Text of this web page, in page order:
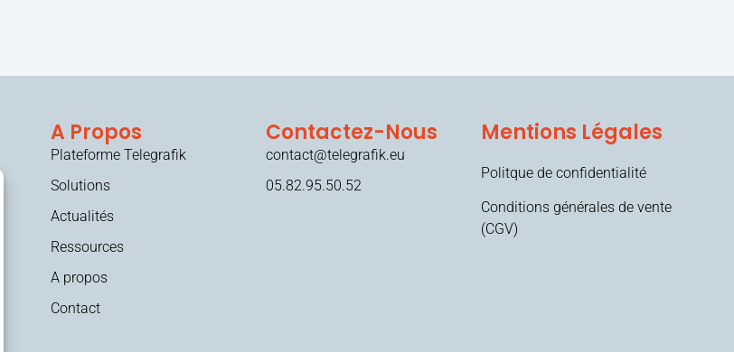
A Propos
Plateforme Telegrafik
Solutions
Actualités
Ressources
A propos
Contact
Contactez-Nous
contact@telegrafik.eu
05.82.95.50.52
Mentions Légales
Politque de confidentialité
Conditions générales de vente
(CGV)